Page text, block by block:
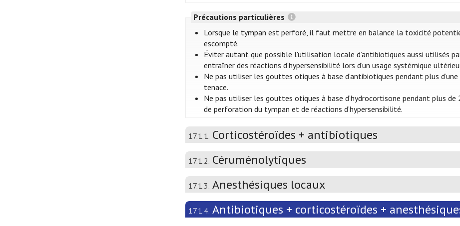
Précautions particulières
Lorsque le tympan est perforé, il faut mettre en balance la toxicité
escompté.
Éviter autant que possible l'utilisation locale d’antibiotiques aussi utilisés
entraîner des réactions d’hypersensibilité lors d'un usage systémique
Ne pas utiliser les gouttes otiques à base d’antibiotiques pendant plus
tenace.
Ne pas utiliser les gouttes otiques à base d’hydrocortisone pendant plus
de perforation du tympan et de réactions d’hypersensibilité.
17.1.1. Corticostéroïdes + antibiotiques
17.1.2. Céruménolytiques
17.1.3. Anesthésiques locaux
17.1.4. Antibiotiques + corticostéroïdes +